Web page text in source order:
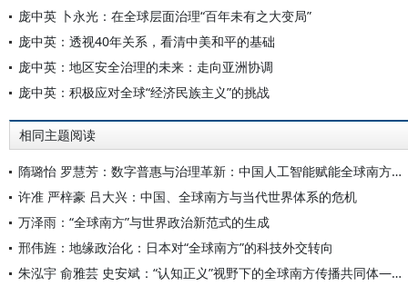
庞中英 卜永光：在全球层面治理“百年未有之大变局”
庞中英：透视40年关系，看清中美和平的基础
庞中英：地区安全治理的未来：走向亚洲协调
庞中英：积极应对全球“经济民族主义”的挑战
相同主题阅读
隋璐怡 罗慧芳：数字普惠与治理革新：中国人工智能赋能全球南方发展
许准 严梓豪 吕大兴：中国、全球南方与当代世界体系的危机
万泽雨：“全球南方”与世界政治新范式的生成
邢伟旌：地缘政治化：日本对“全球南方”的科技外交转向
朱泓宇 俞雅芸 史安斌：“认知正义”视野下的全球南方传播共同体——基于代表性媒体人的访谈研究(2022-2024)